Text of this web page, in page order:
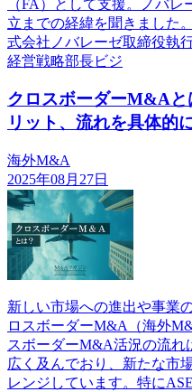
（FA）として支援。ノバ
立までの経緯を聞きました
式会社ノバレーゼ取締役執
経営戦略部長ビジ
クロスボーダーM&Aと
リット、流れを具体的
海外M&A
2025年08月27日
新しい市場への進出や事業
ロスボーダーM&A（海外
スボーダーM&A活況の流れ
広く及んでおり、新たな市
レンジしています。特に